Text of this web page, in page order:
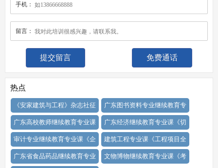
手机：
留言：
免费通话
热点
《安家建筑与工程》杂志社征 广东图书资料专业继续教育专
广东高校教师继续教育专业课 广东经济继续教育专业课《切
审计专业继续教育专业课《企 建筑工程专业课《工程项目全
广东省食品药品继续教育专业 文物博物继续教育专业课《考